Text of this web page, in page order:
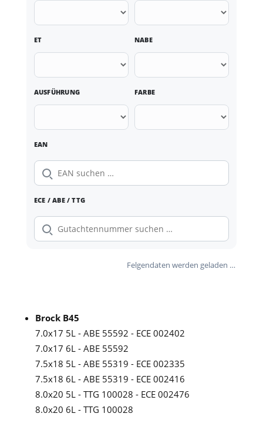
ET NABE
AUSFÜHRUNG FARBE
EAN
ECE / ABE / TTG
Felgendaten werden geladen …
Brock B45
7.0x17 5L - ABE 55592 - ECE 002402
7.0x17 6L - ABE 55592
7.5x18 5L - ABE 55319 - ECE 002335
7.5x18 6L - ABE 55319 - ECE 002416
8.0x20 5L - TTG 100028 - ECE 002476
8.0x20 6L - TTG 100028